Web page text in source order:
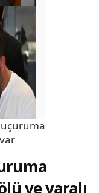
ve yaralı